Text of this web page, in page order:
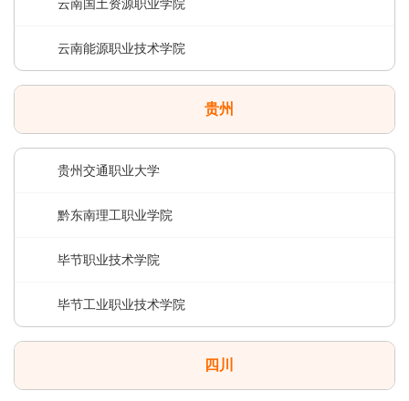
云南国土资源职业学院
云南能源职业技术学院
贵州
贵州交通职业大学
黔东南理工职业学院
毕节职业技术学院
毕节工业职业技术学院
四川